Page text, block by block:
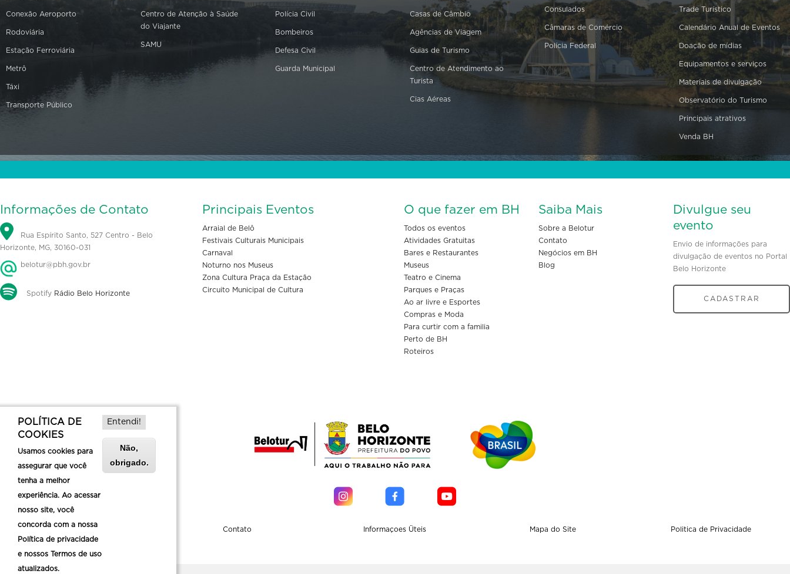
Conexão Aeroporto
Rodoviária
Estação Ferroviária
Metrô
Táxi
Transporte Público
Centro de Atenção à Saúde
do Viajante
SAMU
Polícia Civil
Bombeiros
Defesa Civil
Guarda Municipal
Casas de Câmbio
Agências de Viagem
Guias de Turismo
Centro de Atendimento ao
Turista
Cias Aéreas
Consulados
Câmaras de Comércio
Polícia Federal
Trade Turístico
Calendário Anual de Eventos
Doação de mídias
Equipamentos e serviços
Materiais de divulgação
Observatório do Turismo
Principais atrativos
Venda BH
Informações de Contato
Rua Espírito Santo, 527 Centro - Belo
Horizonte, MG, 30160-031
belotur@pbh.gov.br
Spotify Rádio Belo Horizonte
Principais Eventos
Arraial de Belô
Festivais Culturais Municipais
Carnaval
Noturno nos Museus
Zona Cultura Praça da Estação
Circuito Municipal de Cultura
O que fazer em BH
Todos os eventos
Atividades Gratuitas
Bares e Restaurantes
Museus
Teatro e Cinema
Parques e Praças
Ao ar livre e Esportes
Compras e Moda
Para curtir com a familia
Perto de BH
Roteiros
Saiba Mais
Sobre a Belotur
Contato
Negócios em BH
Blog
Divulgue seu
evento
Envio de informações para
divulgação de eventos no Portal
Belo Horizonte
CADASTRAR
Sobre a Belotur Contato Informaçoes Üteis Mapa do Site Politica de Privacidade
POLÍTICA DE
COOKIES
Usamos cookies para
assegurar que você
tenha a melhor
experiência. Ao acessar
nosso site, você
concorda com a nossa
Política de privacidade
e nossos Termos de uso
atualizados.
Entendi!
Não,
obrigado.